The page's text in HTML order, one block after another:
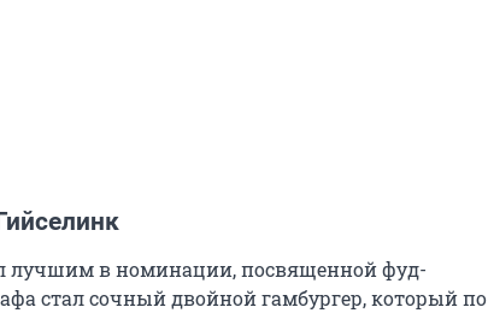
лучшим в номинации, посвященной фуд-
стал сочный двойной гамбургер, который по